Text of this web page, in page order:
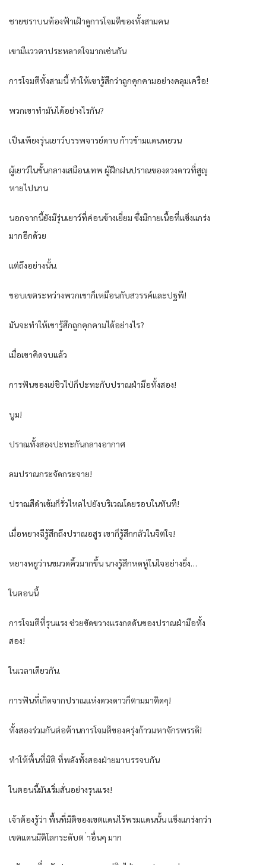
ชายชราบนท้องฟ้าเฝ้าดูการโจมตีของทั้งสามคน
เขามีแววตาประหลาดใจมากเช่นกัน
การโจมตีทั้งสามนี้ ทำให้เขารู้สึกว่าถูกคุกคามอย่างคลุมเครือ!
พวกเขาทำมันได้อย่างไรกัน?
เป็นเพียงรุ่นเยาว์บรรพจารย์ดาบ ก้าวข้ามแดนหยวน
ผู้เยาว์ในขั้นกลางเสมือนเทพ ผู้ฝึกฝนปราณของดวงดาวที่สูญ
หายไปนาน
นอกจากนี้ยังมีรุ่นเยาว์ที่ค่อนข้างเยี่ยม ซึ่งมีกายเนื้อที่แข็งแกร่ง
มากอีกด้วย
แต่ถึงอย่างนั้น.
ขอบเขตระหว่างพวกเขาก็เหมือนกับสวรรค์และปฐพี!
มันจะทำให้เขารู้สึกถูกคุกคามได้อย่างไร?
เมื่อเขาคิดจบแล้ว
การฟันของเย่ชิวไป่ก็ปะทะกับปราณฝ่ามือทั้งสอง!
บูม!
ปราณทั้งสองปะทะกันกลางอากาศ
ลมปราณกระจัดกระจาย!
ปราณสีดำเข้มก็รั่วไหลไปยังบริเวณโดยรอบในทันที!
เมื่อหยางฉีรู้สึกถึงปราณอสูร เขาก็รู้สึกกลัวในจิตใจ!
หยางหยูว่านขมวดคิ้วมากขึ้น นางรู้สึกหดหู่ในใจอย่างยิ่ง…
ในตอนนี้
การโจมตีที่รุนแรง ช่วยขัดขวางแรงกดดันของปราณฝ่ามือทั้ง
สอง!
ในเวลาเดียวกัน.
การฟันที่เกิดจากปราณแห่งดวงดาวก็ตามมาติดๆ!
ทั้งสองร่วมกันต่อต้านการโจมตีของครุ่งก้าวมหาจักรพรรดิ!
ทำให้พื้นที่มิติ ที่พลังทั้งสองฝ่ายมาบรรจบกัน
ในตอนนี้มันเริ่มสั่นอย่างรุนแรง!
เจ้าต้องรู้ว่า พื้นที่มิติของเขตแดนไร้พรมแดนนั้น แข็งแกร่งกว่า
เขตแดนมิติโลกระดับต ่าอื่นๆ มาก